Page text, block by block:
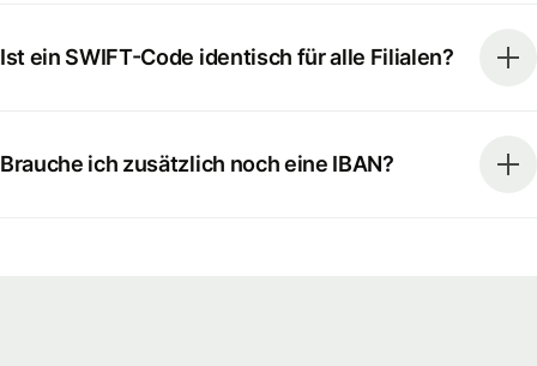
Ist ein SWIFT-Code identisch für alle Filialen?
Brauche ich zusätzlich noch eine IBAN?